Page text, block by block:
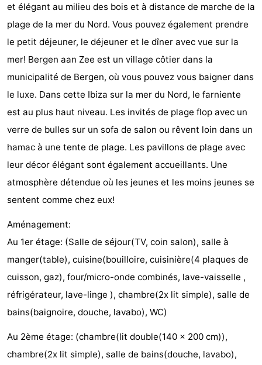
Last
minutes
Plages
Voir
et
faire
Lieux
d'intérêt
-
Musées
-
Monuments
-
Églises
-
Points
de
vue
Attractions
-
Terrains
de
-
Parcours
mini-
Villages
villes
Sports
et élégant au milieu des bois et à distance de marche de la
plage de la mer du Nord. Vous pouvez également prendre
le petit déjeuner, le déjeuner et le dîner avec vue sur la
mer! Bergen aan Zee est un village côtier dans la
municipalité de Bergen, où vous pouvez vous baigner dans
le luxe. Dans cette Ibiza sur la mer du Nord, le farniente
est au plus haut niveau. Les invités de plage flop avec un
verre de bulles sur un sofa de salon ou rêvent loin dans un
hamac à une tente de plage. Les pavillons de plage avec
leur décor élégant sont également accueillants. Une
atmosphère détendue où les jeunes et les moins jeunes se
sentent comme chez eux!
Aménagement:
Au 1er étage: (Salle de séjour(TV, coin salon), salle à
manger(table), cuisine(bouilloire, cuisinière(4 plaques de
cuisson, gaz), four/micro-onde combinés, lave-vaisselle ,
réfrigérateur, lave-linge ), chambre(2x lit simple), salle de
bains(baignoire, douche, lavabo), WC)
Au 2ème étage: (chambre(lit double(140 x 200 cm)),
chambre(2x lit simple), salle de bains(douche, lavabo),